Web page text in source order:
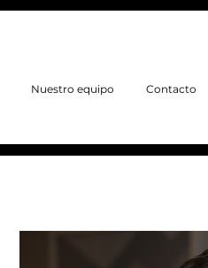
Nuestro equipo Contacto